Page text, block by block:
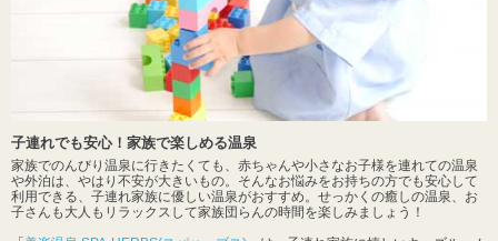
子連れでも安心！家族で楽しめる温泉
家族でのんびり温泉に行きたくても、赤ちゃんや小さなお子様を連れての温泉
や外泊は、やはり不安が大きいもの。そんなお悩みをお持ちの方でも安心して
利用できる、子連れ家族に優しい温泉がおすすめ。せっかくの癒しの温泉、お
子さんも大人もリラックスして家族団らんの時間を楽しみましょう！